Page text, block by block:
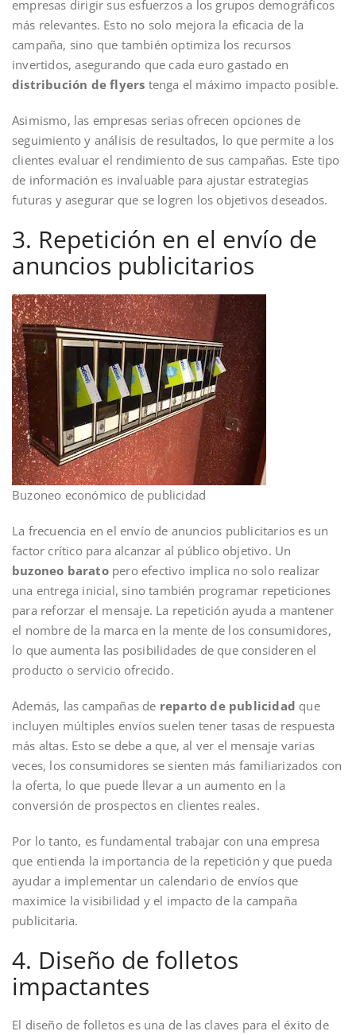
empresas dirigir sus esfuerzos a los grupos demográficos
más relevantes. Esto no solo mejora la eficacia de la
campaña, sino que también optimiza los recursos
invertidos, asegurando que cada euro gastado en
distribución de flyers tenga el máximo impacto posible.
Asimismo, las empresas serias ofrecen opciones de
seguimiento y análisis de resultados, lo que permite a los
clientes evaluar el rendimiento de sus campañas. Este tipo
de información es invaluable para ajustar estrategias
futuras y asegurar que se logren los objetivos deseados.
3. Repetición en el envío de
anuncios publicitarios
Buzoneo económico de publicidad
La frecuencia en el envío de anuncios publicitarios es un
factor crítico para alcanzar al público objetivo. Un
buzoneo baratopero efectivo implica no solo realizar
una entrega inicial, sino también programar repeticiones
para reforzar el mensaje. La repetición ayuda a mantener
el nombre de la marca en la mente de los consumidores,
lo que aumenta las posibilidades de que consideren el
producto o servicio ofrecido.
Además, las campañas de reparto de publicidad que
incluyen múltiples envíos suelen tener tasas de respuesta
más altas. Esto se debe a que, al ver el mensaje varias
veces, los consumidores se sienten más familiarizados con
la oferta, lo que puede llevar a un aumento en la
conversión de prospectos en clientes reales.
Por lo tanto, es fundamental trabajar con una empresa
que entienda la importancia de la repetición y que pueda
ayudar a implementar un calendario de envíos que
maximice la visibilidad y el impacto de la campaña
publicitaria.
4. Diseño de folletos
impactantes
El diseño de folletos es una de las claves para el éxito de